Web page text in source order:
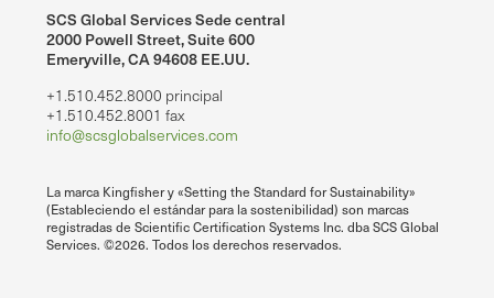
SCS Global Services Sede central
2000 Powell Street, Suite 600
Emeryville, CA 94608 EE.UU.
+1.510.452.8000 principal
+1.510.452.8001 fax
info@scsglobalservices.com
La marca Kingfisher y «Setting the Standard for Sustainability»
(Estableciendo el estándar para la sostenibilidad) son marcas
registradas de Scientific Certification Systems Inc. dba SCS Global
Services. ©2026. Todos los derechos reservados.